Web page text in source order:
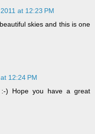
at 12:23 PM
skies and this is one
12:24 PM
) Hope you have a great